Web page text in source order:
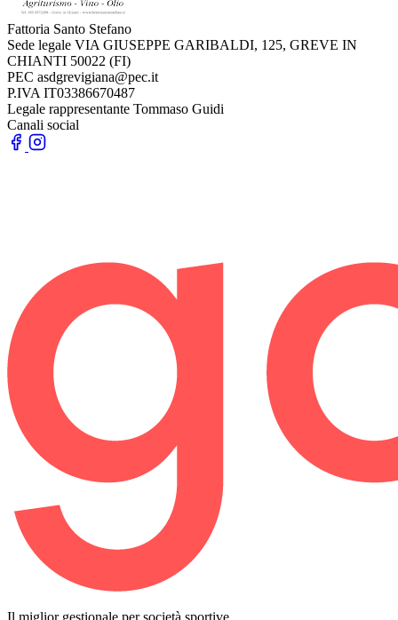
Fattoria Santo Stefano
Sede legale VIA GIUSEPPE GARIBALDI, 125, GREVE IN
CHIANTI 50022 (FI)
PEC asdgrevigiana@pec.it
P.IVA IT03386670487
Legale rappresentante Tommaso Guidi
Canali social